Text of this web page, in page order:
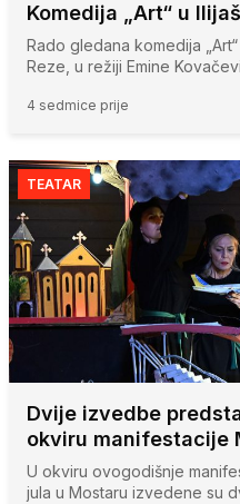
Komedija „Art“ u
Rado gledana komedija
Reze, u režiji Emine
4 sedmice prije
TEATAR
Dvije izvedbe
okviru manifestacije
U okviru ovogodišnje
jula u Mostaru izvedene su